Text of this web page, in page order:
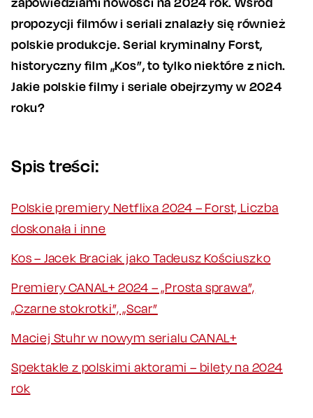
propozycji filmów i seriali znalazły się również
polskie produkcje. Serial kryminalny Forst,
historyczny film „Kos”, to tylko niektóre z nich.
Jakie polskie filmy i seriale obejrzymy w 2024
roku?
Spis treści:
Polskie premiery Netflixa 2024 – Forst, Liczba
doskonała i inne
Kos – Jacek Braciak jako Tadeusz Kościuszko
Premiery CANAL+ 2024 – „Prosta sprawa”,
„Czarne stokrotki”, „Scar”
Maciej Stuhr w nowym serialu CANAL+
Spektakle z polskimi aktorami – bilety na 2024
rok